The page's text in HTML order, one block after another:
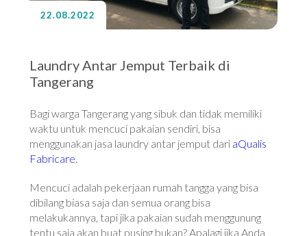
22.08.2022
Laundry Antar Jemput Terbaik di
Tangerang
Bagi warga Tangerang yang sibuk dan tidak memiliki
waktu untuk mencuci pakaian sendiri, bisa
menggunakan jasa laundry antar jemput dari aQualis
Fabricare
Mencuci adalah pekerjaan rumah tangga yang bisa
dibilang biasa saja dan semua orang bisa
melakukannya, tapi jika pakaian sudah menggunung
tentu saja akan buat pusing bukan? Apalagi jika Anda